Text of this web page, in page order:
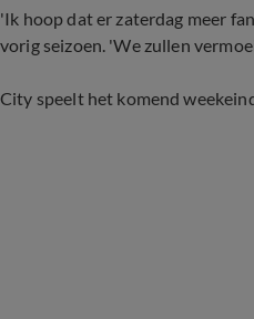
'Ik hoop dat er zaterdag meer
vorig seizoen. 'We zullen
City speelt het komend